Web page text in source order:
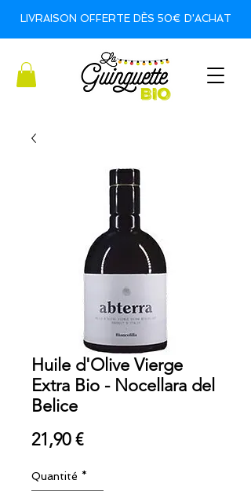
LIVRAISON OFFERTE DÈS 50€ D'ACHAT
Huile d'Olive Vierge
Extra Bio - Nocellara del
Belice
21,90 €Prix
Quantité *